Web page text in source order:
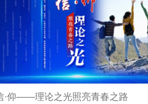
·仰——理论之光照亮青春之路